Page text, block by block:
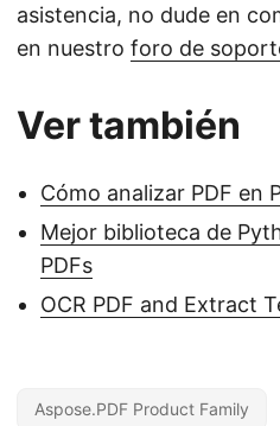
asistencia, no dude en
en nuestro foro de
Ver también
Cómo analizar PDF en
Mejor biblioteca de
PDFs
OCR PDF and Extract
Aspose.PDF Product Family